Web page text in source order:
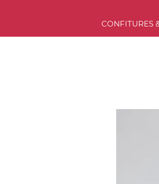
CONFITURES